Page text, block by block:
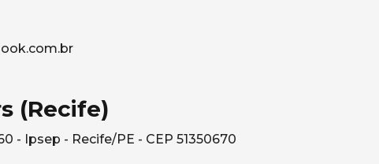
(Recife)
- Ipsep - Recife/PE - CEP 51350670